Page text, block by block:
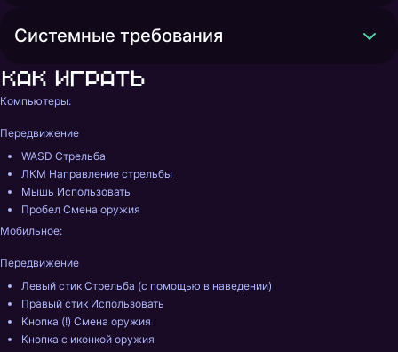
Системные требования
Как играть
Компьютеры:
Передвижение
WASD Стрельба
ЛКМ Направление стрельбы
Мышь Использовать
Пробел Смена оружия
Мобильное:
Передвижение
Левый стик Стрельба (с помощью в наведении)
Правый стик Использовать
Кнопка (!) Смена оружия
Кнопка с иконкой оружия